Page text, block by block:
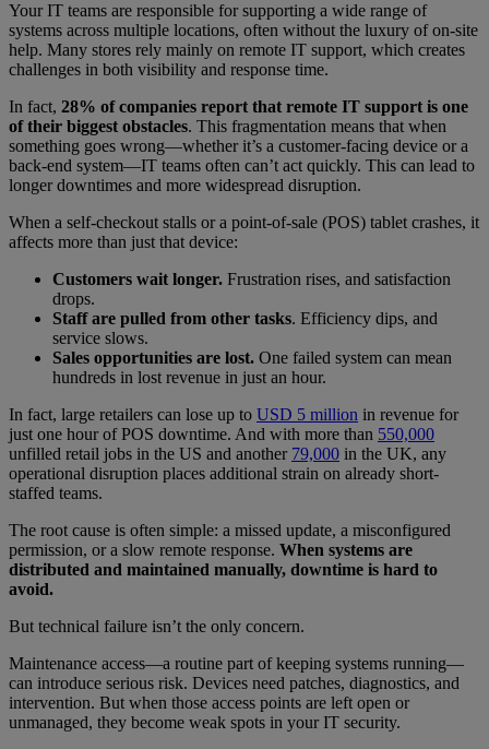
Your IT teams are responsible for supporting a wide range of
systems across multiple locations, often without the luxury of on-site
help. Many stores rely mainly on remote IT support, which creates
challenges in both visibility and response time.
In fact, 28% of companies report that remote IT support is one
of their biggest obstacles. This fragmentation means that when
something goes wrong—whether it’s a customer-facing device or a
back-end system—IT teams often can’t act quickly. This can lead to
longer downtimes and more widespread disruption.
When a self-checkout stalls or a point-of-sale (POS) tablet crashes, it
affects more than just that device:
Customers wait longer. Frustration rises, and satisfaction
drops.
Staff are pulled from other tasks. Efficiency dips, and
service slows.
Sales opportunities are lost. One failed system can mean
hundreds in lost revenue in just an hour.
In fact, large retailers can lose up to USD 5 million in revenue for
just one hour of POS downtime. And with more than 550,000
unfilled retail jobs in the US and another 79,000 in the UK, any
operational disruption places additional strain on already short-
staffed teams.
The root cause is often simple: a missed update, a misconfigured
permission, or a slow remote response. When systems are
distributed and maintained manually, downtime is hard to
avoid.
But technical failure isn’t the only concern.
Maintenance access—a routine part of keeping systems running—
can introduce serious risk. Devices need patches, diagnostics, and
intervention. But when those access points are left open or
unmanaged, they become weak spots in your IT security.